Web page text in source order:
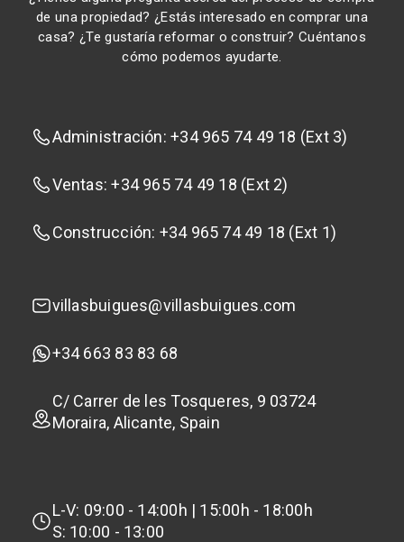
de una propiedad? ¿Estás interesado en comprar una
casa? ¿Te gustaría reformar o construir? Cuéntanos
cómo podemos ayudarte.
Administración: +34 965 74 49 18 (Ext 3)
Ventas: +34 965 74 49 18 (Ext 2)
Construcción: +34 965 74 49 18 (Ext 1)
villasbuigues@villasbuigues.com
+34 663 83 83 68
C/ Carrer de les Tosqueres, 9 03724
Moraira, Alicante, Spain
L-V: 09:00 - 14:00h | 15:00h - 18:00h
S: 10:00 - 13:00